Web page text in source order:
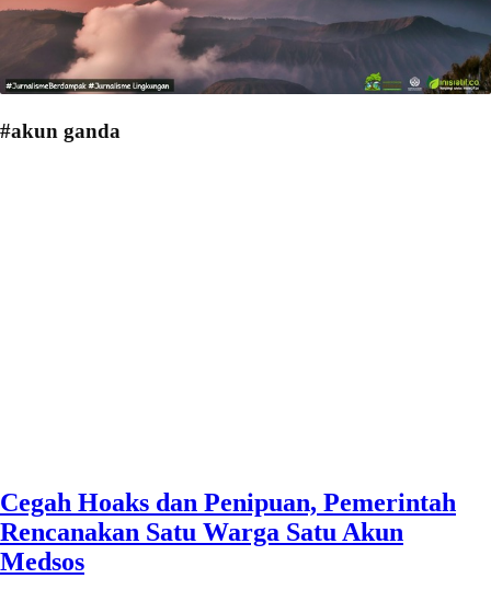
#akun ganda
Cegah Hoaks dan Penipuan, Pemerintah
Rencanakan Satu Warga Satu Akun
Medsos